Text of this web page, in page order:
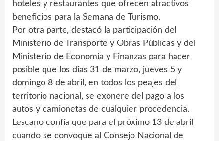
hoteles y restaurantes que ofrecen atractivos
beneficios para la Semana de Turismo.
Por otra parte, destacó la participación del
Ministerio de Transporte y Obras Públicas y del
Ministerio de Economía y Finanzas para hacer
posible que los días 31 de marzo, jueves 5 y
domingo 8 de abril, en todos los peajes del
territorio nacional, se exonere del pago a los
autos y camionetas de cualquier procedencia.
Lescano confía que para el próximo 13 de abril
cuando se convoque al Consejo Nacional de